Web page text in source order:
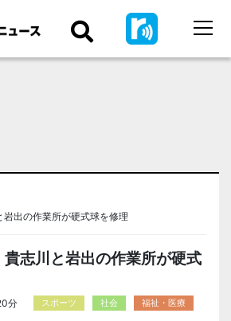
岩出の作業所が硬式球を修理
貴志川と岩出の作業所が硬式
分 スポーツ 社会 福祉・医療